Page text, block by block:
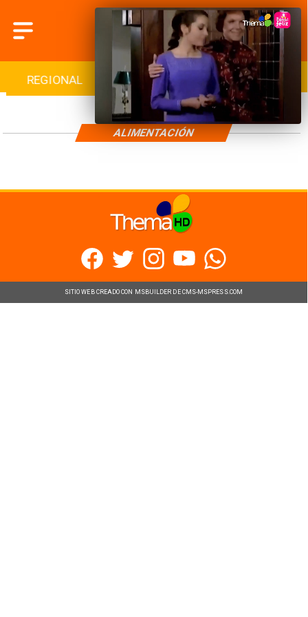
REGIONAL INTERNACIONAL DEPORTES
ALIMENTACIÓN
SITIO WEB CREADO CON MSBUILDER DE CMS-MSPRESS.COM